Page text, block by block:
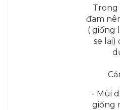
Trong
đam
( giống
se lại)
- Mùi
giống